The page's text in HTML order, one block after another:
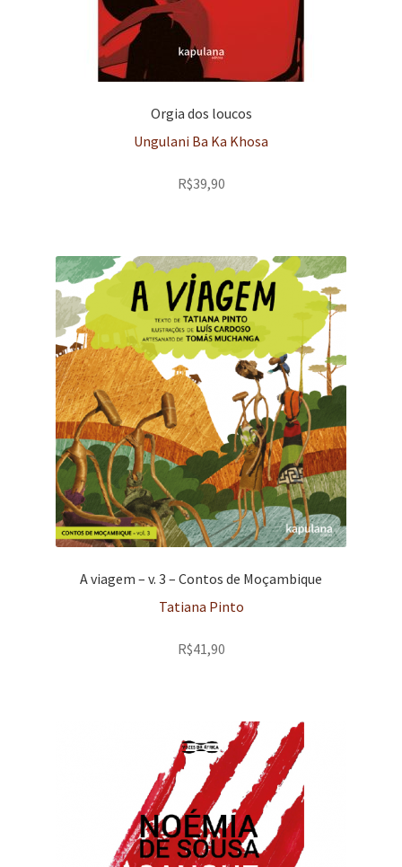
Orgia dos loucos
Ungulani Ba Ka Khosa
R$39,90
A viagem – v. 3 – Contos de Moçambique
Tatiana Pinto
R$41,90